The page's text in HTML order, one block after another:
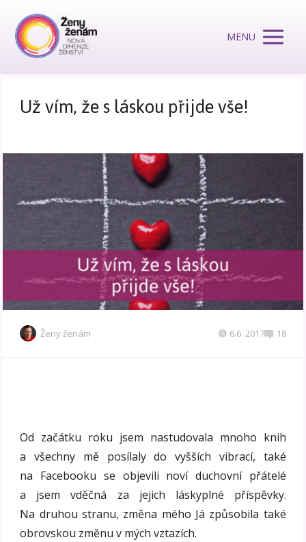
MENU
Už vím, že s láskou přijde vše!
Ženy ženám 6.6. 2017 18
Od začátku roku jsem nastudovala mnoho knih
a všechny mě posílaly do vyšších vibrací, také
na Facebooku se objevili noví duchovní přátelé
a jsem vděčná za jejich láskyplné příspěvky.
Na druhou stranu, změna mého Já způsobila také
obrovskou změnu v mých vztazích.